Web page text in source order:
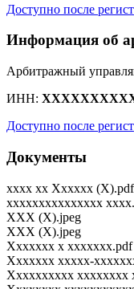
Доступно после
Информация об
Арбитражный
ИНН:
Доступно после
Документы
xxxx xx Xxxxxx (X).pdf
xxxxxxxxxxxxxxx
XXX (X).jpeg
XXX (X).jpeg
Xxxxxxx x xxxxxxx.pdf
Xxxxxxx xxxxx-
Xxxxxxxxxx xxxxxxxx